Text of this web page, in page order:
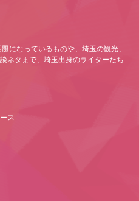
になっているものや、埼玉の観光、
ネタまで、埼玉出身のライターたち
ス